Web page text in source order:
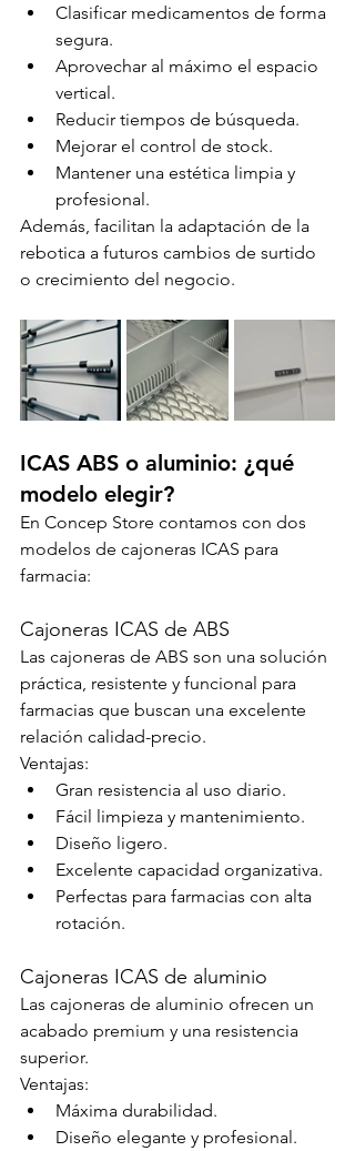
Clasificar medicamentos de forma
segura.
Aprovechar al máximo el espacio
vertical.
Reducir tiempos de búsqueda.
Mejorar el control de stock.
Mantener una estética limpia y
profesional.
Además, facilitan la adaptación de la
rebotica a futuros cambios de surtido
o crecimiento del negocio.
ICAS ABS o aluminio: ¿qué
modelo elegir?
En Concep Store contamos con dos
modelos de cajoneras ICAS para
farmacia:
Cajoneras ICAS de ABS
Las cajoneras de ABS son una solución
práctica, resistente y funcional para
farmacias que buscan una excelente
relación calidad-precio.
Ventajas:
Gran resistencia al uso diario.
Fácil limpieza y mantenimiento.
Diseño ligero.
Excelente capacidad organizativa.
Perfectas para farmacias con alta
rotación.
Cajoneras ICAS de aluminio
Las cajoneras de aluminio ofrecen un
acabado premium y una resistencia
superior.
Ventajas:
Máxima durabilidad.
Diseño elegante y profesional.